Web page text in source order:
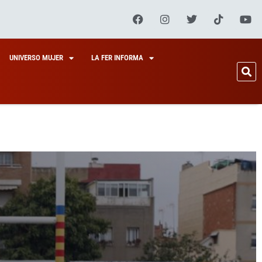
UNIVERSO MUJER LA FER INFORMA